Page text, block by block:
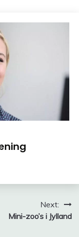
Next:
Mini-zoo’s i Jylland